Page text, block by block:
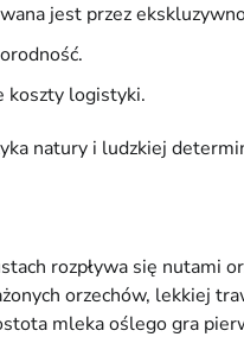
jest przez
koszty logistyki.
natury i ludzkiej
rozpływa się nutami
orzechów, lekkiej
mleka oślego gra